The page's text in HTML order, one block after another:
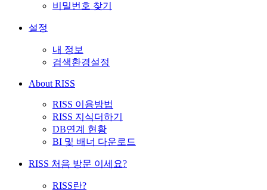
비밀번호 찾기
설정
내 정보
검색환경설정
About RISS
RISS 이용방법
RISS 지식더하기
DB연계 현황
BI 및 배너 다운로드
RISS 처음 방문 이세요?
RISS란?